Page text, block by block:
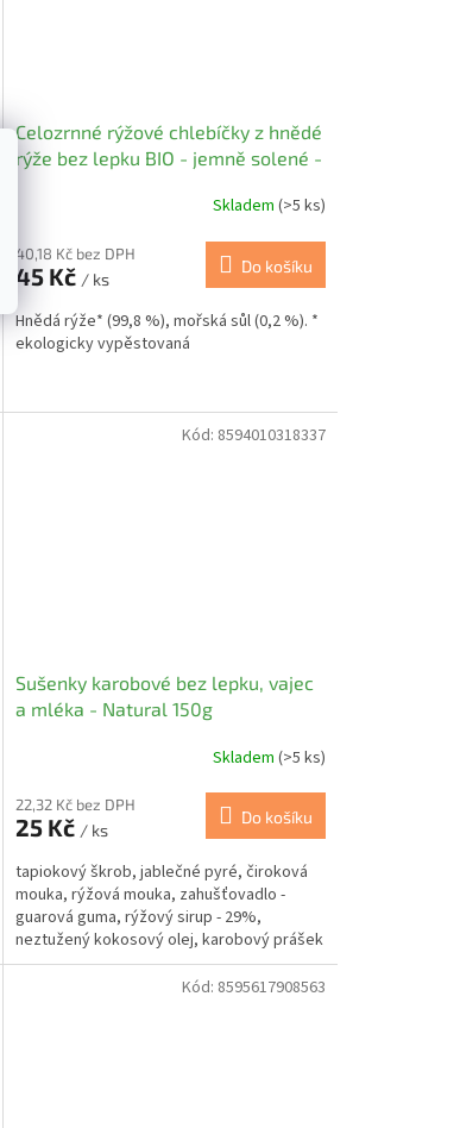
Celozrnné rýžové chlebíčky z hnědé
rýže bez lepku BIO - jemně solené -
Skladem (>5 ks)
40,18 Kč bez DPH
45 Kč / ks
Do košíku
Hnědá rýže* (99,8 %), mořská sůl (0,2 %). *
ekologicky vypěstovaná
Sušenky karobové bez lepku, vajec
a mléka - Natural 150g
Skladem (>5 ks)
22,32 Kč bez DPH
25 Kč / ks
Do košíku
tapiokový škrob, jablečné pyré, čiroková
mouka, rýžová mouka, zahušťovadlo -
guarová guma, rýžový sirup - 29%,
neztužený kokosový olej, karobový prášek
- 3%, kypřící prášek bez...
Kód: 8594010318337
Kód: 8595617908563